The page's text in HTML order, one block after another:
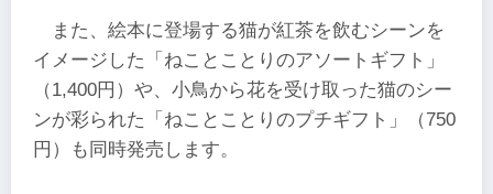
また、絵本に登場する猫が紅茶を飲むシーンを
イメージした「ねことことりのアソートギフト」
（1,400円）や、小鳥から花を受け取った猫のシー
ンが彩られた「ねことことりのプチギフト」（750
円）も同時発売します。